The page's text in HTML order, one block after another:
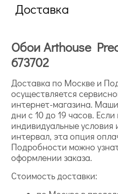
Доставка
Обои Arthouse
673702
Доставка по Москве и
осуществляется
интернет-магазина.
дни с 10 до 19 часов.
индивидуальные условия
интервал, эта опция
Подробности можно
оформлении заказа.
Стоимость доставки: